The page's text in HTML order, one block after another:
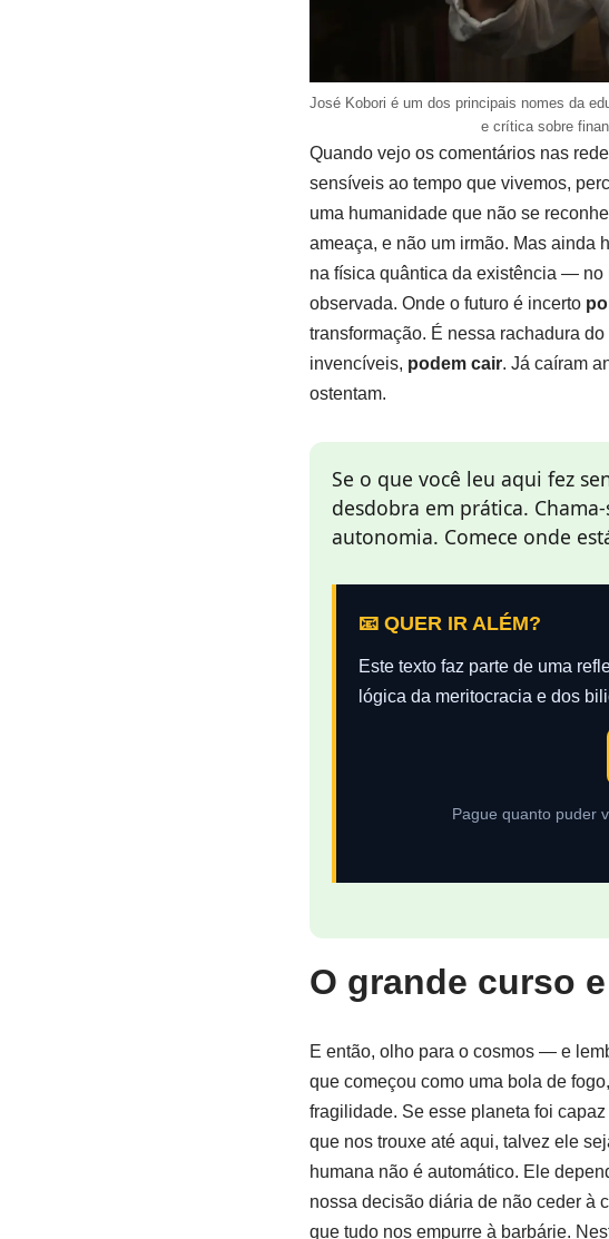
José Kobori é um dos principais nomes da
e crítica sobre
Quando vejo os comentários nas
sensíveis ao tempo que vivemos,
uma humanidade que não se
ameaça, e não um irmão. Mas ainda
na física quântica da existência — no
observada. Onde o futuro é incerto
transformação. É nessa rachadura
invencíveis, podem cair. Já caíram
ostentam.
Se o que você leu aqui fez
desdobra em prática. Chama-
autonomia. Comece onde
📧 QUER IR ALÉM?
Este texto faz parte de uma
lógica da meritocracia e dos
Pague quanto puder
O grande curso
E então, olho para o cosmos — e
que começou como uma bola de
fragilidade. Se esse planeta foi
que nos trouxe até aqui, talvez ele
humana não é automático. Ele
nossa decisão diária de não ceder à
que tudo nos empurre à barbárie.